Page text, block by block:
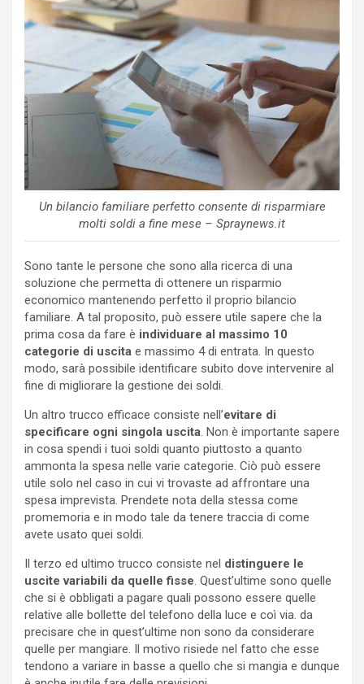
Un bilancio familiare perfetto consente di risparmiare
molti soldi a fine mese – Spraynews.it
Sono tante le persone che sono alla ricerca di una
soluzione che permetta di ottenere un risparmio
economico mantenendo perfetto il proprio bilancio
familiare. A tal proposito, può essere utile sapere che la
prima cosa da fare è individuare al massimo 10
categorie di uscita e massimo 4 di entrata. In questo
modo, sarà possibile identificare subito dove intervenire al
fine di migliorare la gestione dei soldi.
Un altro trucco efficace consiste nell’evitare di
specificare ogni singola uscita. Non è importante sapere
in cosa spendi i tuoi soldi quanto piuttosto a quanto
ammonta la spesa nelle varie categorie. Ciò può essere
utile solo nel caso in cui vi trovaste ad affrontare una
spesa imprevista. Prendete nota della stessa come
promemoria e in modo tale da tenere traccia di come
avete usato quei soldi.
Il terzo ed ultimo trucco consiste nel distinguere le
uscite variabili da quelle fisse. Quest’ultime sono quelle
che si è obbligati a pagare quali possono essere quelle
relative alle bollette del telefono della luce e coì via. da
precisare che in quest’ultime non sono da considerare
quelle per mangiare. Il motivo risiede nel fatto che esse
tendono a variare in basse a quello che si mangia e dunque